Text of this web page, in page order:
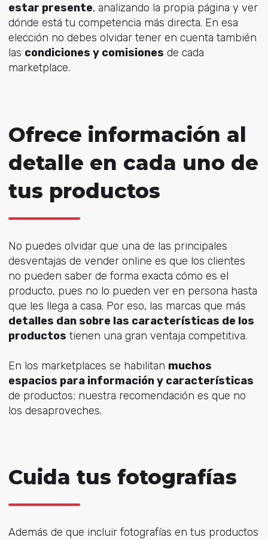
estar presente, analizando la propia página y ver
dónde está tu competencia más directa. En esa
elección no debes olvidar tener en cuenta también
las condiciones y comisiones de cada
marketplace.
Ofrece información al
detalle en cada uno de
tus productos
No puedes olvidar que una de las principales
desventajas de vender online es que los clientes
no pueden saber de forma exacta cómo es el
producto, pues no lo pueden ver en persona hasta
que les llega a casa. Por eso, las marcas que más
detalles dan sobre las características de los
productos tienen una gran ventaja competitiva.
En los marketplaces se habilitan muchos
espacios para información y características
de productos; nuestra recomendación es que no
los desaproveches.
Cuida tus fotografías
Además de que incluir fotografías en tus productos